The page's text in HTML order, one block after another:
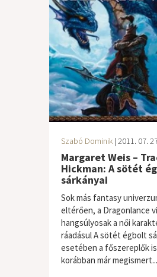
Szabó Dominik| 2011. 07.
Margaret Weis –
Hickman: A sötét
sárkányai
Sok más fantasy
eltérően, a Dragonlance
hangsúlyosak a női
ráadásul A sötét égbolt
esetében a főszereplők
korábban már megismert...